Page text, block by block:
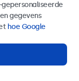
gegevens
hoe Google